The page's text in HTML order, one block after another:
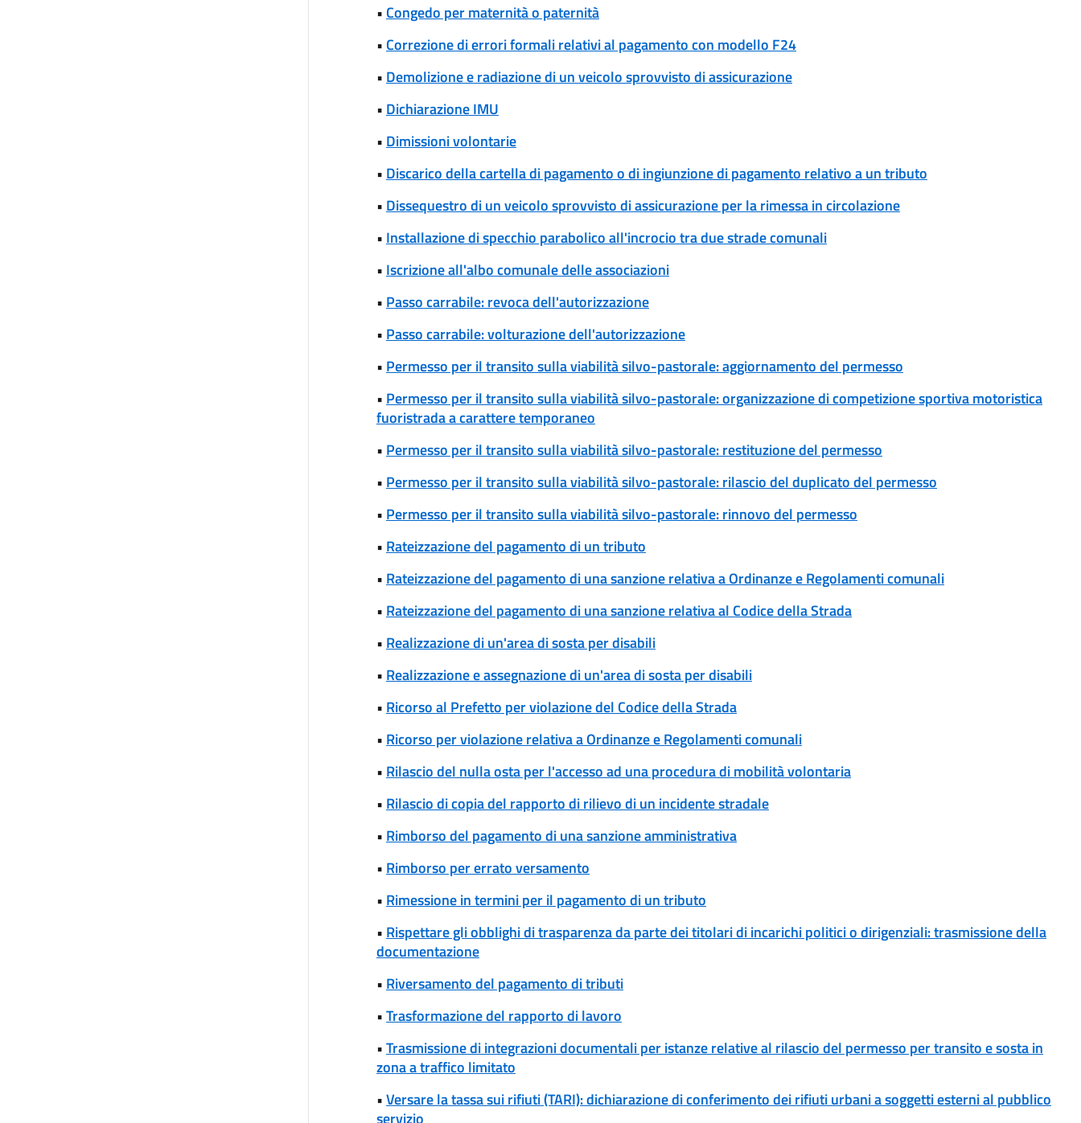
• Congedo per maternità o paternità
• Correzione di errori formali relativi al pagamento con modello F24
• Demolizione e radiazione di un veicolo sprovvisto di assicurazione
• Dichiarazione IMU
• Dimissioni volontarie
• Discarico della cartella di pagamento o di ingiunzione di pagamento relativo a un tributo
• Dissequestro di un veicolo sprovvisto di assicurazione per la rimessa in circolazione
• Installazione di specchio parabolico all'incrocio tra due strade comunali
• Iscrizione all'albo comunale delle associazioni
• Passo carrabile: revoca dell'autorizzazione
• Passo carrabile: volturazione dell'autorizzazione
• Permesso per il transito sulla viabilità silvo-pastorale: aggiornamento del permesso
• Permesso per il transito sulla viabilità silvo-pastorale: organizzazione di competizione sportiva motoristica
fuoristrada a carattere temporaneo
• Permesso per il transito sulla viabilità silvo-pastorale: restituzione del permesso
• Permesso per il transito sulla viabilità silvo-pastorale: rilascio del duplicato del permesso
• Permesso per il transito sulla viabilità silvo-pastorale: rinnovo del permesso
• Rateizzazione del pagamento di un tributo
• Rateizzazione del pagamento di una sanzione relativa a Ordinanze e Regolamenti comunali
• Rateizzazione del pagamento di una sanzione relativa al Codice della Strada
• Realizzazione di un'area di sosta per disabili
• Realizzazione e assegnazione di un'area di sosta per disabili
• Ricorso al Prefetto per violazione del Codice della Strada
• Ricorso per violazione relativa a Ordinanze e Regolamenti comunali
• Rilascio del nulla osta per l'accesso ad una procedura di mobilità volontaria
• Rilascio di copia del rapporto di rilievo di un incidente stradale
• Rimborso del pagamento di una sanzione amministrativa
• Rimborso per errato versamento
• Rimessione in termini per il pagamento di un tributo
• Rispettare gli obblighi di trasparenza da parte dei titolari di incarichi politici o dirigenziali: trasmissione della
documentazione
• Riversamento del pagamento di tributi
•Trasformazione del rapporto di lavoro
•Trasmissione di integrazioni documentali per istanze relative al rilascio del permesso per transito e sosta in
zona a traffico limitato
•Versare la tassa sui rifiuti (TARI): dichiarazione di conferimento dei rifiuti urbani a soggetti esterni al pubblico
servizio